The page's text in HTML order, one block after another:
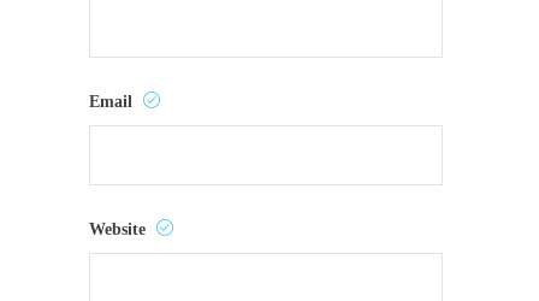
Email
Website